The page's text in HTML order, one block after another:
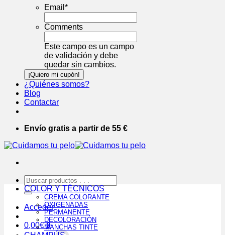
Email *
Comments
Este campo es un campo
de validación y debe
quedar sin cambios.
¿Quiénes somos?
Blog
Contactar
Envío gratis a partir de 55 €
Buscar
por:
Acceder
0,00€ 0
COLOR Y TÉCNICOS
CREMA COLORANTE
OXIGENADAS
PERMANENTE
DECOLORACIÓN
MANCHAS TINTE